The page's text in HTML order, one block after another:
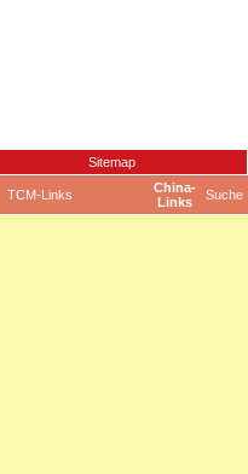
Sitemap
TCM-Links
China-
Links
Suche